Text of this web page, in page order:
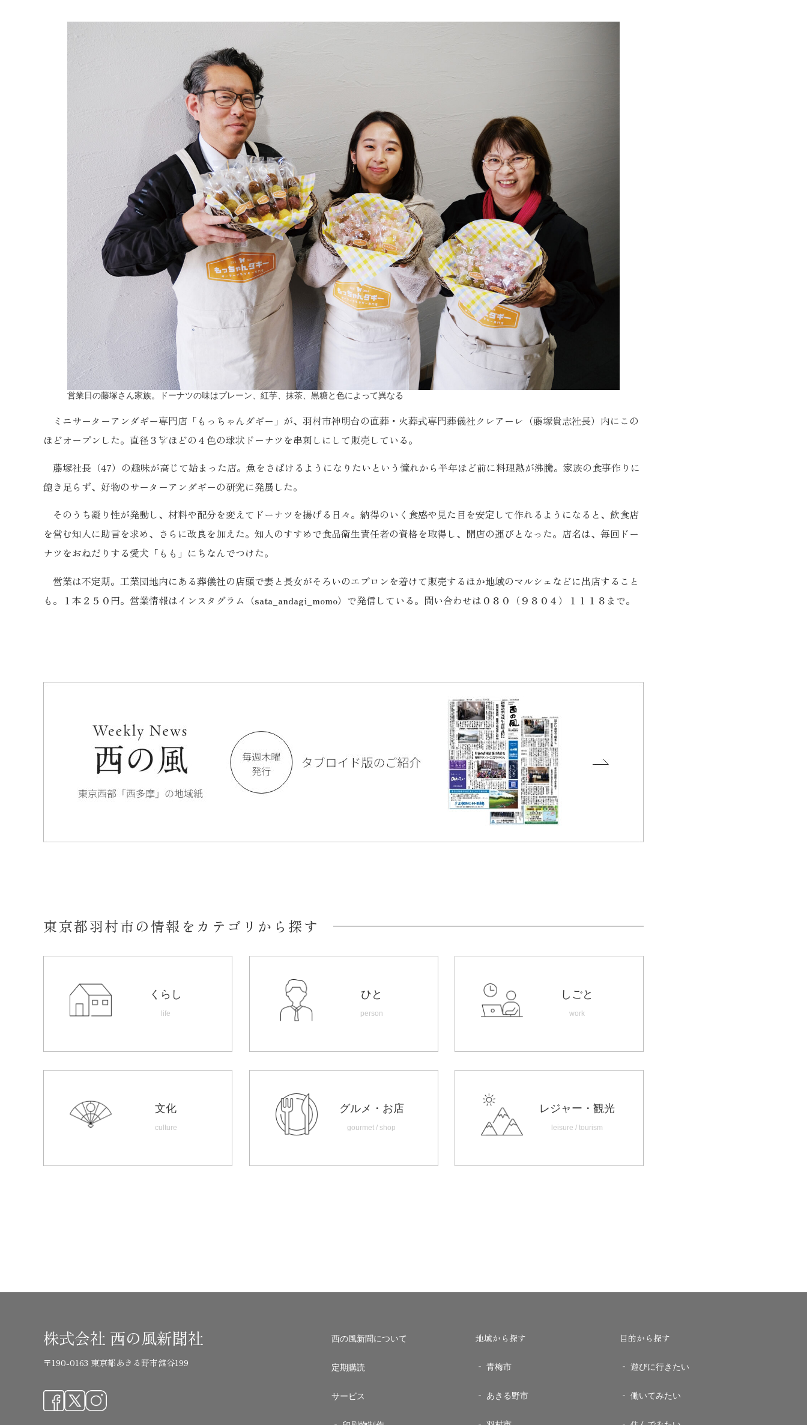
営業日の藤塚さん家族。ドーナツの味はプレーン、紅芋、抹茶、黒糖と色によって異なる
ミニサーターアンダギー専門店「もっちゃんダギー」が、羽村市神明台の直葬・火葬式専門葬儀社クレアーレ（藤塚貴志社長）内にこの
ほどオープンした。直径３㌢ほどの４色の球状ドーナツを串刺しにして販売している。
藤塚社長（47）の趣味が高じて始まった店。魚をさばけるようになりたいという憧れから半年ほど前に料理熱が沸騰。家族の食事作りに
飽き足らず、好物のサーターアンダギーの研究に発展した。
そのうち凝り性が発動し、材料や配分を変えてドーナツを揚げる日々。納得のいく食感や見た目を安定して作れるようになると、飲食店
を営む知人に助言を求め、さらに改良を加えた。知人のすすめで食品衛生責任者の資格を取得し、開店の運びとなった。店名は、毎回ドー
ナツをおねだりする愛犬「もも」にちなんでつけた。
営業は不定期。工業団地内にある葬儀社の店頭で妻と長女がそろいのエプロンを着けて販売するほか地域のマルシェなどに出店すること
も。１本２５０円。営業情報はインスタグラム（sata_andagi_momo）で発信している。問い合わせは０８０（９８０４）１１１８まで。
東京都羽村市の情報をカテゴリから探す
くらし
life
ひと
person
しごと
work
文化
culture
グルメ・お店
gourmet / shop
レジャー・観光
leisure / tourism
株式会社 西の風新聞社
〒190-0163 東京都あきる野市舘谷199
西の風新聞について
定期購読
サービス
地域から探す
青梅市
あきる野市
目的から探す
遊びに行きたい
働いてみたい